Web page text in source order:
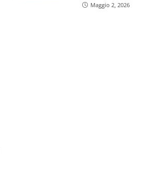
Maggio 2, 2026